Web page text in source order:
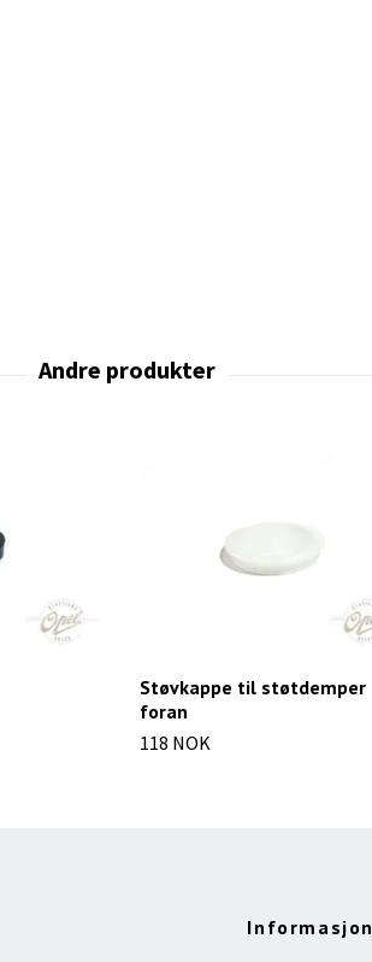
Støvkappe til støtdemper
foran
118 NOK
Informasjon